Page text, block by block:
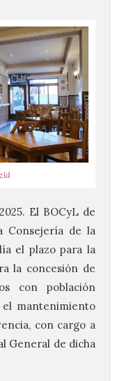
El BOCyL de
Consejería de la
el plazo para la
la concesión de
con población
mantenimiento
con cargo a
General de dicha